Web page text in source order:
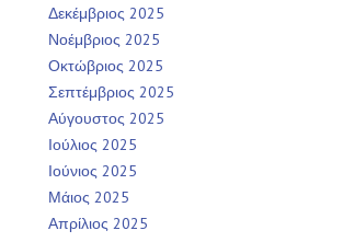
Δεκέμβριος 2025
Νοέμβριος 2025
Οκτώβριος 2025
Σεπτέμβριος 2025
Αύγουστος 2025
Ιούλιος 2025
Ιούνιος 2025
Μάιος 2025
Απρίλιος 2025